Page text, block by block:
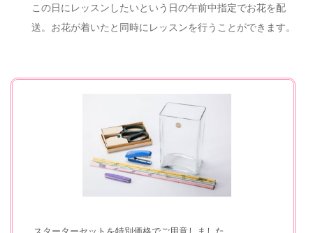
この日にレッスンしたいという日の午前中指定でお花を配
送。お花が着いたと同時にレッスンを行うことができます。